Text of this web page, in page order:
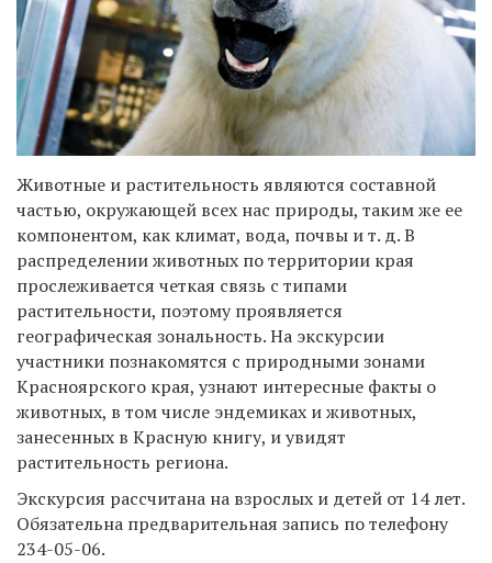
Животные и растительность являются составной
частью, окружающей всех нас природы, таким же ее
компонентом, как климат, вода, почвы и т. д. В
распределении животных по территории края
прослеживается четкая связь с типами
растительности, поэтому проявляется
географическая зональность. На экскурсии
участники познакомятся с природными зонами
Красноярского края, узнают интересные факты о
животных, в том числе эндемиках и животных,
занесенных в Красную книгу, и увидят
растительность региона.
Экскурсия рассчитана на взрослых и детей от 14 лет.
Обязательна предварительная запись по телефону
234-05-06.